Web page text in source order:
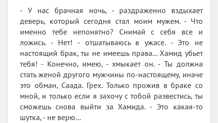
- У нас брачная ночь, - раздраженно вздыхает
деверь, который сегодня стал моим мужем. - Что
именно тебе непонятно? Снимай с себя все и
ложись. - Нет! - отшатываюсь в ужасе. - Это не
настоящий брак, ты не имеешь права... Хамид убьет
тебя! - Конечно, имею, - хмыкает он. - Ты должна
стать женой другого мужчины по-настоящему, иначе
это обман, Саада. Грех. Только прожив в браке со
мной, и только если я захочу с тобой развестись, ты
сможешь снова выйти за Хамида. - Это какая-то
шутка, - не верю...